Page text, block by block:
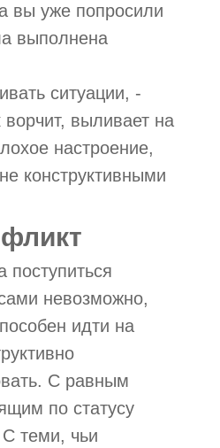
вы уже попросили
выполнена
ситуации,
ворчит, выливает на
настроение,
конструктивными
поступиться
невозможно,
идти на
С равным
по статусу
теми, чьи